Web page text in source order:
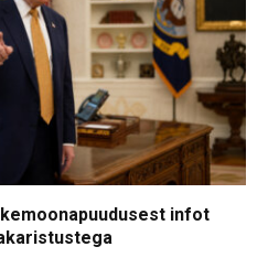
infot